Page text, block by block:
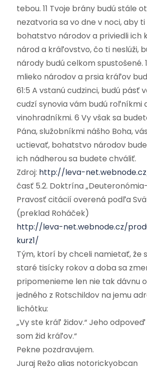
tebou. 11 Tvoje brány budú stále
nezatvoria sa vo dne v noci, aby
bohatstvo národov a priviedli ich
národ a kráľovstvo, čo ti neslúži,
národy budú celkom spustošené.
mlieko národov a prsia kráľov
61:5 A vstanú cudzinci, budú pásť
cudzí synovia vám budú roľníkmi
vinohradníkmi. 6 Vy však sa
Pána, služobníkmi nášho Boha,
uctievať, bohatstvo národov
ich nádherou sa budete chváliť.
Zdroj: http://leva-
časť 5.2. Doktrína „Deuteronómia-
Pravosť citácií overená podľa
(preklad Roháček)
http://leva-net.webnode.cz/
kurz1/
Tým, ktorí by chceli namietať, že
staré tisícky rokov a doba sa
pripomenieme len nie tak dávnu
jedného z Rotschildov na jemu
lichôtku:
„Vy ste kráľ židov.“ Jeho odpoveď
som žid kráľov.“
Pekne pozdravujem.
Juraj Režo alias notorickyobcan